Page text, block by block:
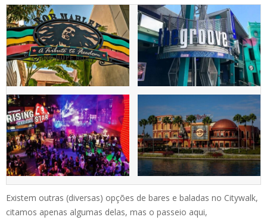
Existem outras (diversas) opções de bares e baladas no Citywalk,
citamos apenas algumas delas, mas o passeio aqui,